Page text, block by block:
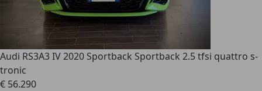
Audi RS3A3 IV 2020 Sportback Sportback 2.5 tfsi quattro s-
tronic
€ 56.290